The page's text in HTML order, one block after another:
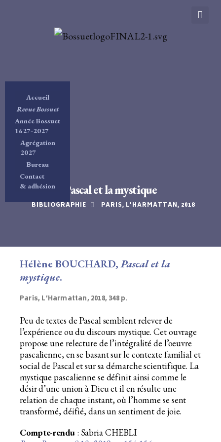
Accueil
Revue Bossuet
Année Bossuet
1627-2027
Agrégation
2027
Bureau
Contact
& adhésion
Pascal et la mystique
BIBLIOGRAPHIE PARIS, L'HARMATTAN, 2018
Hélène BOUCHARD,Pascal et la
mystique.
Paris, L’Harmattan, 2018, 348 p.
Peu de textes de Pascal semblent relever de
l’expérience ou du discours mystique. Cet ouvrage
propose une relecture de l’intégralité de l’oeuvre
pascalienne, en se basant sur le contexte familial et
social de Pascal et sur sa démarche scientifique. La
mystique pascalienne se définit ainsi comme le
désir d’une union à Dieu et il en résulte une
relation de chaque instant, où l’homme se sent
transformé, déifié, dans un sentiment de joie.
Compte-rendu: Sabria CHEBLI